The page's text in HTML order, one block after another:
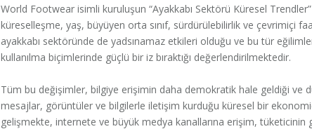
World Footwear isimli kuruluşun “Ayakkabı Sektörü Küresel Trendler”
küreselleşme, yaş, büyüyen orta sınıf, sürdürülebilirlik ve çevrimiçi
ayakkabı sektöründe de yadsınamaz etkileri olduğu ve bu tür
kullanılma biçimlerinde güçlü bir iz bıraktığı değerlendirilmektedir.
Tüm bu değişimler, bilgiye erişimin daha demokratik hale geldiği ve
mesajlar, görüntüler ve bilgilerle iletişim kurduğu küresel bir
gelişmekte, internete ve büyük medya kanallarına erişim, tüketicinin